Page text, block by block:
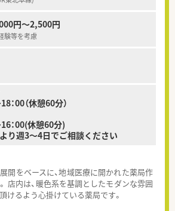
円～2,500円
験等を考慮
：00（休憩60分）
16：00(休憩60分)
り週3～4日でご相談ください
開をベースに、地域医療に開かれた薬局作
店内は、暖色系を基調としたモダンな雰囲
けるよう心掛けている薬局です。